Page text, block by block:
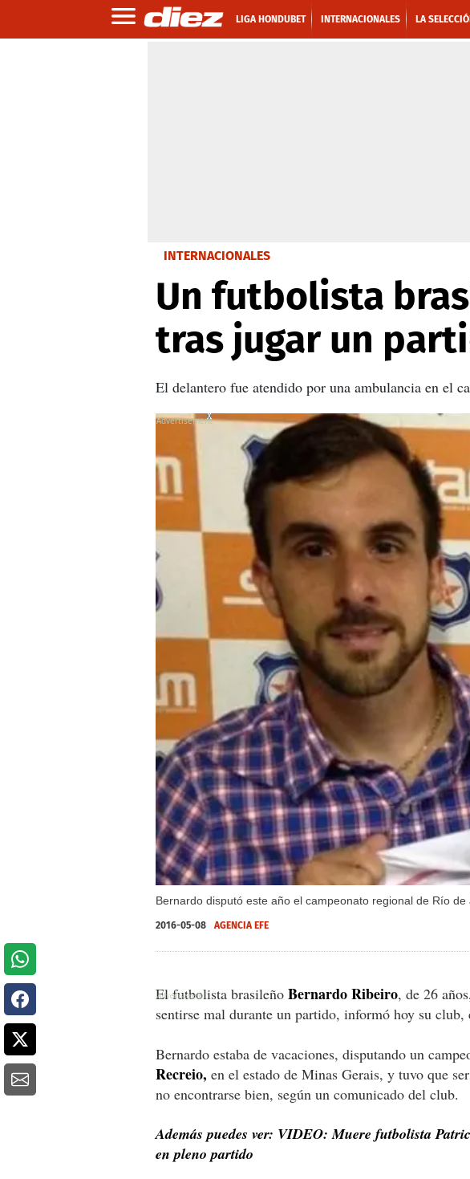
LIGA HONDUBET INTERNACIONALES LA
INTERNACIONALES
Un futbolista
tras jugar un
El delantero fue atendido por una ambulancia en el
Bernardo disputó este año el campeonato regional de Río de
X
X
2016-05-08 AGENCIA EFE
El futbolista brasileño Bernardo Ribeiro, de 26
sentirse mal durante un partido, informó hoy su club,
Bernardo estaba de vacaciones, disputando un
Recreio, en el estado de Minas Gerais, y tuvo que
no encontrarse bien, según un comunicado del club.
Además puedes ver: VIDEO: Muere futbolista
en pleno partido